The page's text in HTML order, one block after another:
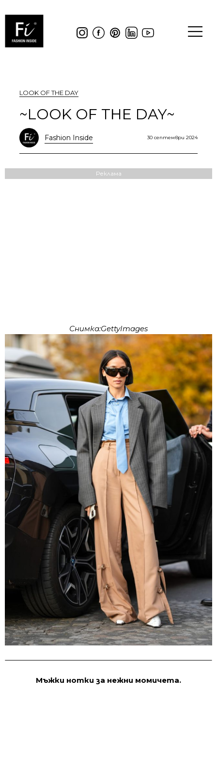
LOOK OF THE DAY
~LOOK OF THE DAY~
Fashion Inside 30 септември 2024
Реклама
Снимка:GettyImages
Мъжки нотки за нежни момичета.